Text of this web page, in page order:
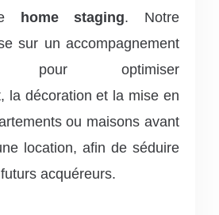
home staging. Notre
sur un accompagnement
pour optimiser
la décoration et la mise en
ou maisons avant
location, afin de séduire
acquéreurs.